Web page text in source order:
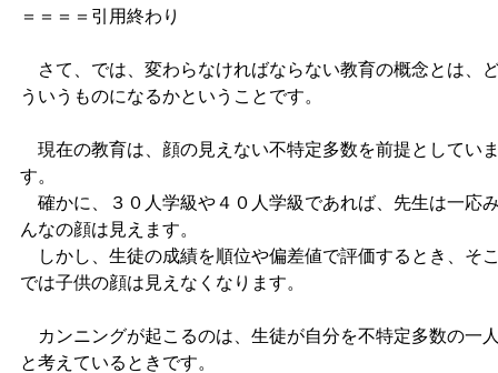
＝＝＝＝引用終わり
さて、では、変わらなければならない教育の概念とは、
ういうものになるかということです。
現在の教育は、顔の見えない不特定多数を前提としてい
す。
確かに、３０人学級や４０人学級であれば、先生は一応
んなの顔は見えます。
しかし、生徒の成績を順位や偏差値で評価するとき、そ
では子供の顔は見えなくなります。
カンニングが起こるのは、生徒が自分を不特定多数の一
と考えているときです。